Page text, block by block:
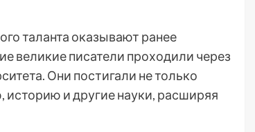
таланта оказывают ранее
великие писатели проходили через
Они постигали не только
и другие науки, расширяя